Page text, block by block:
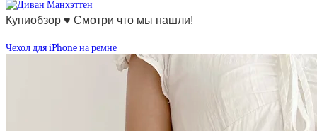
Купиобзор ♥ Смотри что мы нашли!
Чехол для iPhone на ремне